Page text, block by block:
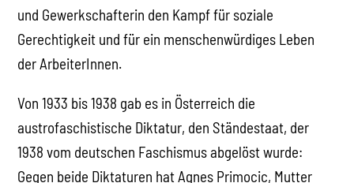
und Gewerkschafterin den Kampf für soziale
Gerechtigkeit und für ein menschenwürdiges Leben
der ArbeiterInnen.
Von 1933 bis 1938 gab es in Österreich die
austrofaschistische Diktatur, den Ständestaat, der
1938 vom deutschen Faschismus abgelöst wurde:
Gegen beide Diktaturen hat Agnes Primocic, Mutter